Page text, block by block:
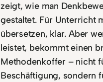
zeigt, wie man
gestaltet. Für Unterricht
übersetzen, klar. Aber
leistet, bekommt einen
Methodenkoffer – nicht
Beschäftigung, sondern